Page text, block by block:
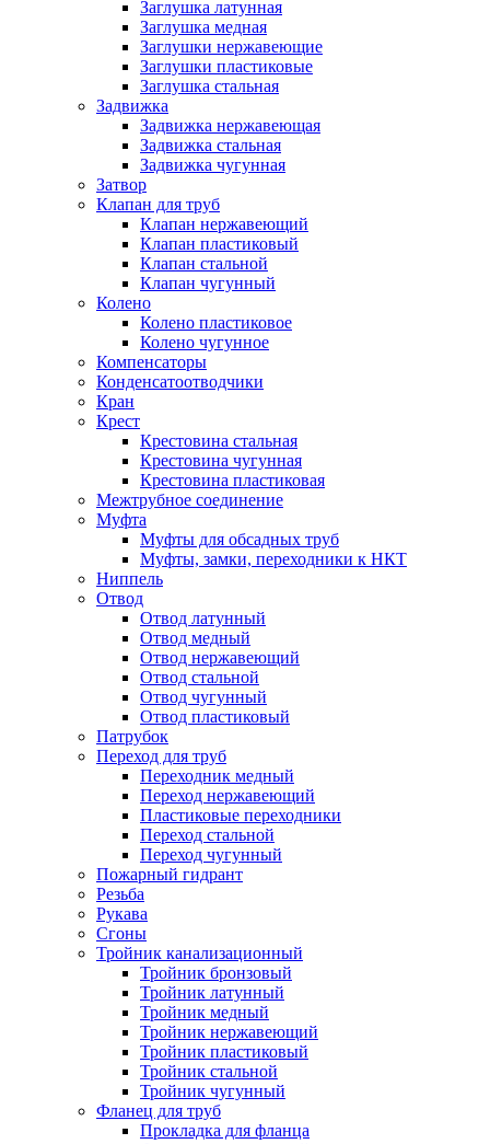
Заглушка латунная
Заглушка медная
Заглушки нержавеющие
Заглушки пластиковые
Заглушка стальная
Задвижка
Задвижка нержавеющая
Задвижка стальная
Задвижка чугунная
Затвор
Клапан для труб
Клапан нержавеющий
Клапан пластиковый
Клапан стальной
Клапан чугунный
Колено
Колено пластиковое
Колено чугунное
Компенсаторы
Конденсатоотводчики
Кран
Крест
Крестовина стальная
Крестовина чугунная
Крестовина пластиковая
Межтрубное соединение
Муфта
Муфты для обсадных труб
Муфты, замки, переходники к НКТ
Ниппель
Отвод
Отвод латунный
Отвод медный
Отвод нержавеющий
Отвод стальной
Отвод чугунный
Отвод пластиковый
Патрубок
Переход для труб
Переходник медный
Переход нержавеющий
Пластиковые переходники
Переход стальной
Переход чугунный
Пожарный гидрант
Резьба
Рукава
Сгоны
Тройник канализационный
Тройник бронзовый
Тройник латунный
Тройник медный
Тройник нержавеющий
Тройник пластиковый
Тройник стальной
Тройник чугунный
Фланец для труб
Прокладка для фланца